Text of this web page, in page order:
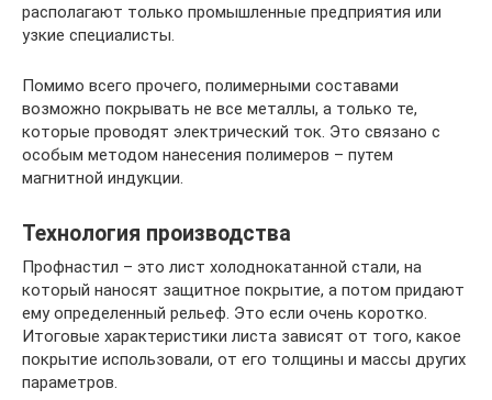
располагают только промышленные предприятия или
узкие специалисты.
Помимо всего прочего, полимерными составами
возможно покрывать не все металлы, а только те,
которые проводят электрический ток. Это связано с
особым методом нанесения полимеров – путем
магнитной индукции.
Технология производства
Профнастил – это лист холоднокатанной стали, на
который наносят защитное покрытие, а потом придают
ему определенный рельеф. Это если очень коротко.
Итоговые характеристики листа зависят от того, какое
покрытие использовали, от его толщины и массы других
параметров.